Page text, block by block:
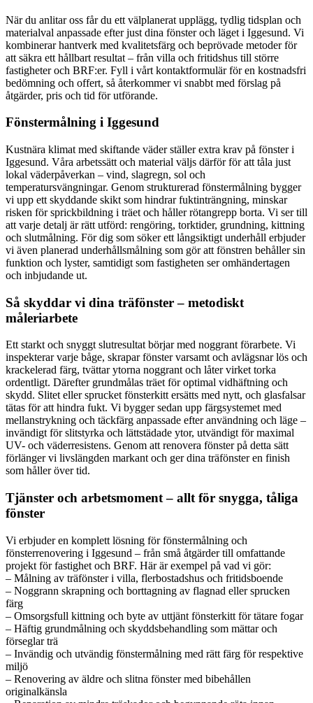
När du anlitar oss får du ett välplanerat upplägg, tydlig tidsplan och
materialval anpassade efter just dina fönster och läget i Iggesund. Vi
kombinerar hantverk med kvalitetsfärg och beprövade metoder för
att säkra ett hållbart resultat – från villa och fritidshus till större
fastigheter och BRF:er. Fyll i vårt kontaktformulär för en kostnadsfri
bedömning och offert, så återkommer vi snabbt med förslag på
åtgärder, pris och tid för utförande.
Fönstermålning i Iggesund
Kustnära klimat med skiftande väder ställer extra krav på fönster i
Iggesund. Våra arbetssätt och material väljs därför för att tåla just
lokal väderpåverkan – vind, slagregn, sol och
temperatursvängningar. Genom strukturerad fönstermålning bygger
vi upp ett skyddande skikt som hindrar fuktinträngning, minskar
risken för sprickbildning i träet och håller rötangrepp borta. Vi ser till
att varje detalj är rätt utförd: rengöring, torktider, grundning, kittning
och slutmålning. För dig som söker ett långsiktigt underhåll erbjuder
vi även planerad underhållsmålning som gör att fönstren behåller sin
funktion och lyster, samtidigt som fastigheten ser omhändertagen
och inbjudande ut.
Så skyddar vi dina träfönster – metodiskt
måleriarbete
Ett starkt och snyggt slutresultat börjar med noggrant förarbete. Vi
inspekterar varje båge, skrapar fönster varsamt och avlägsnar lös och
krackelerad färg, tvättar ytorna noggrant och låter virket torka
ordentligt. Därefter grundmålas träet för optimal vidhäftning och
skydd. Slitet eller sprucket fönsterkitt ersätts med nytt, och glasfalsar
tätas för att hindra fukt. Vi bygger sedan upp färgsystemet med
mellanstrykning och täckfärg anpassade efter användning och läge –
invändigt för slitstyrka och lättstädade ytor, utvändigt för maximal
UV- och väderresistens. Genom att renovera fönster på detta sätt
förlänger vi livslängden markant och ger dina träfönster en finish
som håller över tid.
Tjänster och arbetsmoment – allt för snygga, tåliga
fönster
Vi erbjuder en komplett lösning för fönstermålning och
fönsterrenovering i Iggesund – från små åtgärder till omfattande
projekt för fastighet och BRF. Här är exempel på vad vi gör:
– Målning av träfönster i villa, flerbostadshus och fritidsboende
– Noggrann skrapning och borttagning av flagnad eller sprucken
färg
– Omsorgsfull kittning och byte av uttjänt fönsterkitt för tätare fogar
– Häftig grundmålning och skyddsbehandling som mättar och
förseglar trä
– Invändig och utvändig fönstermålning med rätt färg för respektive
miljö
– Renovering av äldre och slitna fönster med bibehållen
originalkänsla